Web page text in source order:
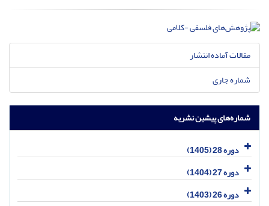
مقالات آماده انتشار
شماره جاری
شماره‌های پیشین نشریه
دوره 28 (1405)
دوره 27 (1404)
دوره 26 (1403)